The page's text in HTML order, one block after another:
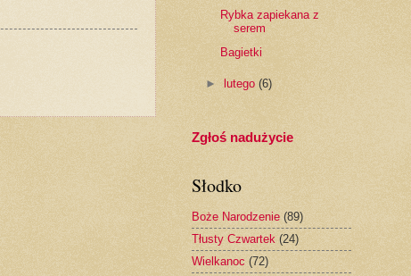
Rybka zapiekana z
serem
Bagietki
► lutego (6)
Zgłoś nadużycie
Słodko
Boże Narodzenie (89)
Tłusty Czwartek (24)
Wielkanoc (72)